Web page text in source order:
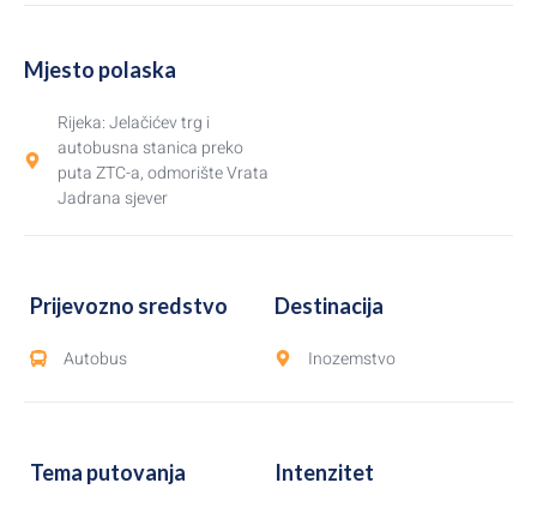
Mjesto polaska
Rijeka: Jelačićev trg i
autobusna stanica preko
puta ZTC-a, odmorište Vrata
Jadrana sjever
Prijevozno sredstvo
Autobus
Destinacija
Inozemstvo
Tema putovanja Intenzitet